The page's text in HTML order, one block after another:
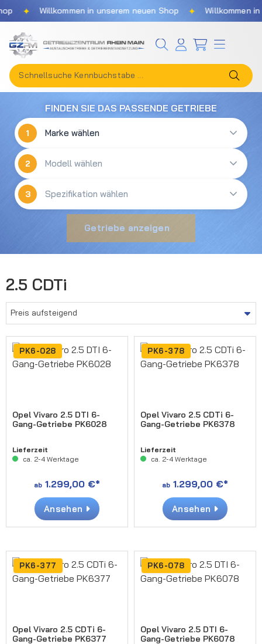
Zum Hauptinhalt springen
Willkommen in unserem neuen Shop Willkommen in
FINDEN SIE DAS PASSENDE GETRIEBE
1
2
3
Getriebe anzeigen
2.5 CDTi
PK6-028
Opel Vivaro 2.5 DTI 6-
Gang-Getriebe PK6028
Lieferzeit
ca. 2-4 Werktage
ab 1.299,00 €*
Ansehen
PK6-378
Opel Vivaro 2.5 CDTi 6-
Gang-Getriebe PK6378
Lieferzeit
ca. 2-4 Werktage
ab 1.299,00 €*
Ansehen
PK6-377
Opel Vivaro 2.5 CDTi 6-
Gang-Getriebe PK6377
PK6-078
Opel Vivaro 2.5 DTI 6-
Gang-Getriebe PK6078